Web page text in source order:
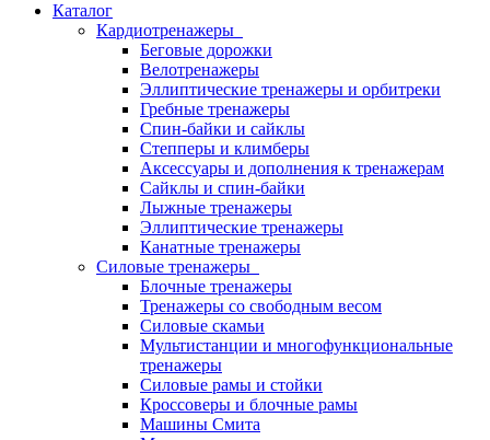
Каталог
Кардиотренажеры
Беговые дорожки
Велотренажеры
Эллиптические тренажеры и орбитреки
Гребные тренажеры
Спин-байки и сайклы
Степперы и климберы
Аксессуары и дополнения к тренажерам
Сайклы и спин-байки
Лыжные тренажеры
Эллиптические тренажеры
Канатные тренажеры
Силовые тренажеры
Блочные тренажеры
Тренажеры со свободным весом
Силовые скамьи
Мультистанции и многофункциональные
тренажеры
Силовые рамы и стойки
Кроссоверы и блочные рамы
Машины Смита